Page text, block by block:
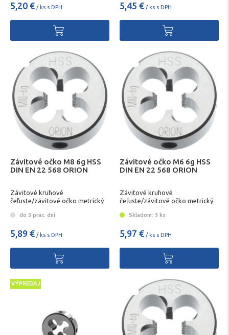
5,20 € / ks s DPH 5,45 € / ks s DPH
Závitové očko M8 6g HSS
DIN EN 22 568 ORION
Závitové kruhové
čeľuste/závitové očko metrický
do 3 prac. dní
5,89 € / ks s DPH
Závitové očko M6 6g HSS
DIN EN 22 568 ORION
Závitové kruhové
čeľuste/závitové očko metrický
Skladom: 3 ks
5,97 € / ks s DPH
VÝPREDAJ